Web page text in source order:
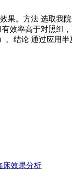
。方法 选取我
效率高于对照组
结论 通过应用
床效果分析